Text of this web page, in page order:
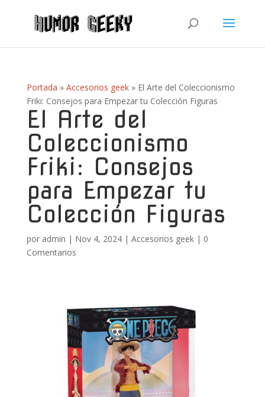
Portada » Accesorios geek» El Arte del Coleccionismo
Friki: Consejos para Empezar tu Colección Figuras
El Arte del
Coleccionismo
Friki: Consejos
para Empezar tu
Colección Figuras
por admin | Nov 4, 2024| Accesorios geek| 0
Comentarios